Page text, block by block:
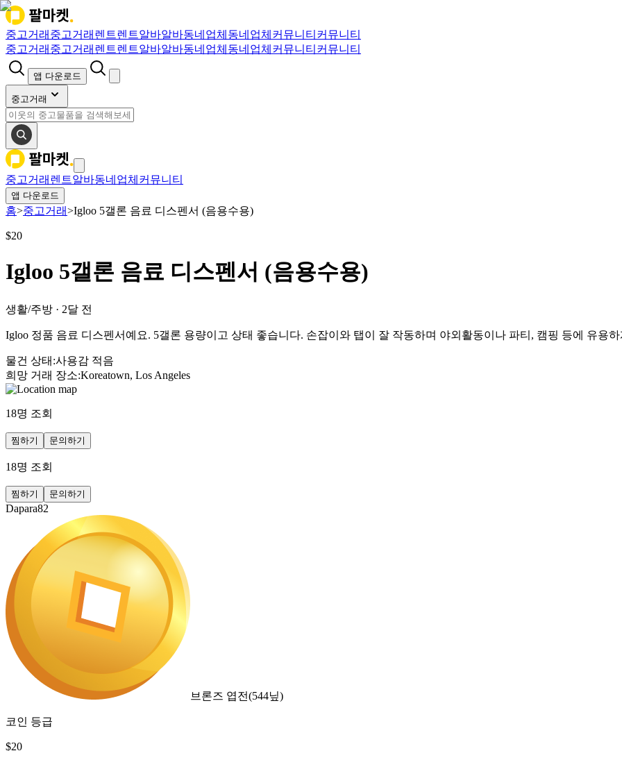
중고거래 중고거래 렌트렌트알바알바동네업체 동네업체 커뮤니티 커뮤니티
중고거래 중고거래 렌트렌트알바알바동네업체 동네업체 커뮤니티 커뮤니티
앱 다운로드
중고거래
중고거래 렌트알바동네업체 커뮤니티
앱 다운로드
홈>중고거래>Igloo 5갤론 음료 디스펜서 (음용수용)
$20
Igloo 5갤론 음료 디스펜서 (음용수용)
생활/주방 · 2달 전
Igloo 정품 음료 디스펜서예요. 5갤론 용량이고 상태 좋습니다. 손잡이와 탭이 잘 작동하며 야외활동이나 파티, 캠핑 등에 유용
물건 상태 :사용감 적음
희망 거래 장소:Koreatown, Los Angeles
18명 조회
찜하기 문의하기
18명 조회
찜하기 문의하기
Dapara82
브론즈 엽전(544닢)
코인 등급
$20